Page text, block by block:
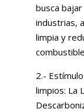
busca
industrias,
limpia y
2.-
limpios: La